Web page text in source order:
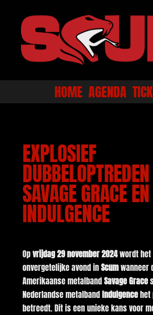
HOME AGENDA
EXPLOSIEF
SAVAGE GRACE EN
INDULGENCE
Opvrijdag 29 november 2024wordt het
onvergetelijke avond inScumwanneer
Amerikaanse metalbandSavage Grace
Nederlandse metalbandIndulgencehet
betreedt. Dit is een unieke kans voor